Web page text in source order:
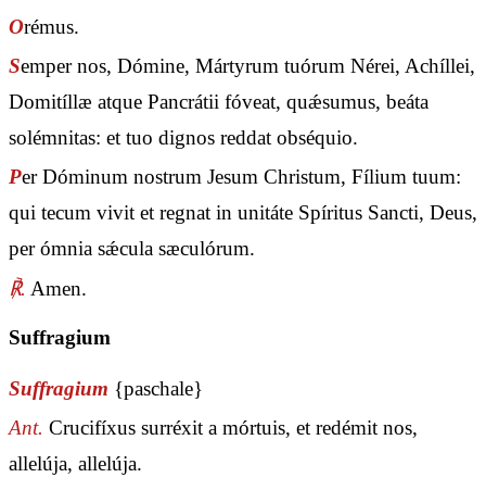
Orémus.
Semper nos, Dómine, Mártyrum tuórum Nérei, Achíllei,
Domitíllæ atque Pancrátii fóveat, quǽsumus, beáta
solémnitas: et tuo dignos reddat obséquio.
Per Dóminum nostrum Jesum Christum, Fílium tuum:
qui tecum vivit et regnat in unitáte Spíritus Sancti, Deus,
per ómnia sǽcula sæculórum.
℟. Amen.
Suffragium
Suffragium {paschale}
Ant. Crucifíxus surréxit a mórtuis, et redémit nos,
allelúja, allelúja.